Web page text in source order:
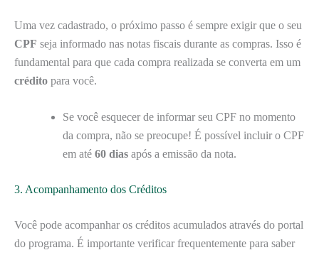
Uma vez cadastrado, o próximo passo é sempre exigir que o seu
CPF seja informado nas notas fiscais durante as compras. Isso é
fundamental para que cada compra realizada se converta em um
crédito para você.
Se você esquecer de informar seu CPF no momento
da compra, não se preocupe! É possível incluir o CPF
em até 60 dias após a emissão da nota.
3. Acompanhamento dos Créditos
Você pode acompanhar os créditos acumulados através do portal
do programa. É importante verificar frequentemente para saber